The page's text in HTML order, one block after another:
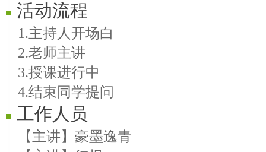
活动流程
1.主持人开场白
2.老师主讲
3.授课进行中
4.结束同学提问
工作人员
【主讲】豪墨逸青